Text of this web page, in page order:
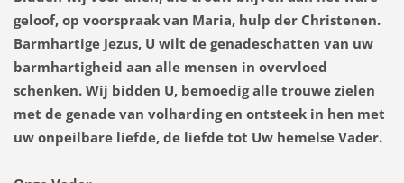
geloof, op voorspraak van Maria, hulp der Christenen.
Barmhartige Jezus, U wilt de genadeschatten van uw
barmhartigheid aan alle mensen in overvloed
schenken. Wij bidden U, bemoedig alle trouwe zielen
met de genade van volharding en ontsteek in hen met
uw onpeilbare liefde, de liefde tot Uw hemelse Vader.